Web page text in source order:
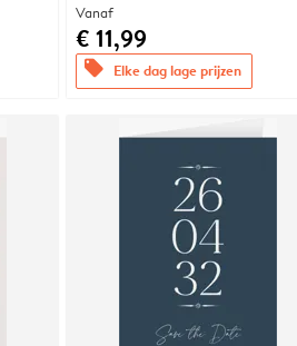
Vanaf
€ 11,99
offers Elke dag lage prijzen